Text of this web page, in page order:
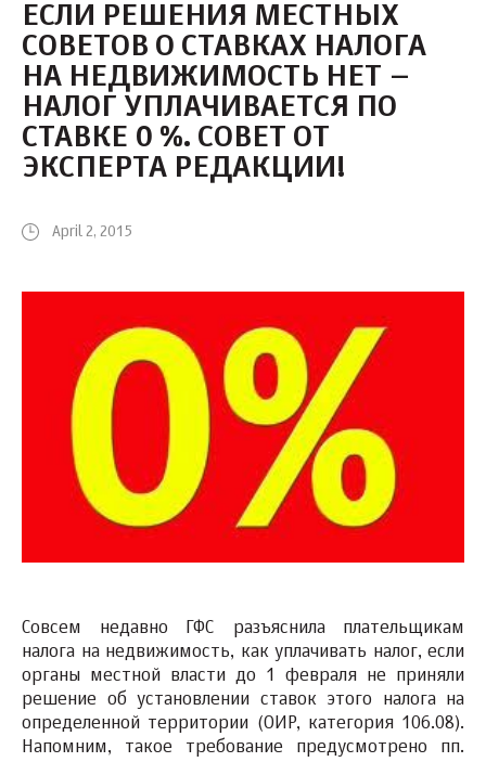
ЕСЛИ РЕШЕНИЯ МЕСТНЫХ
СОВЕТОВ О СТАВКАХ НАЛОГА
НА НЕДВИЖИМОСТЬ НЕТ –
НАЛОГ УПЛАЧИВАЕТСЯ ПО
СТАВКЕ 0 %. СОВЕТ ОТ
ЭКСПЕРТА РЕДАКЦИИ!
April 2, 2015
Совсем недавно ГФС разъяснила плательщикам
налога на недвижимость, как уплачивать налог, если
органы местной власти до 1 февраля не приняли
решение об установлении ставок этого налога на
определенной территории (ОИР, категория 106.08).
Напомним, такое требование предусмотрено пп.